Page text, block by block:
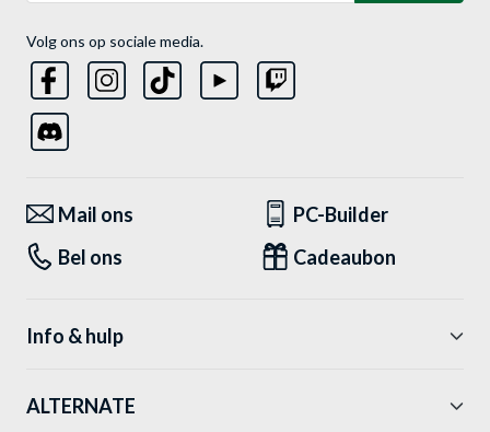
Volg ons op sociale media.
Mail ons
PC-Builder
Bel ons
Cadeaubon
Info & hulp
ALTERNATE